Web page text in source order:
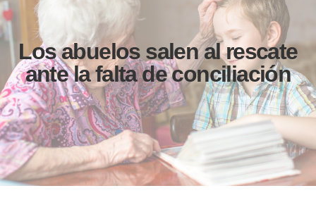
Los abuelos salen al rescate
ante la falta de conciliación